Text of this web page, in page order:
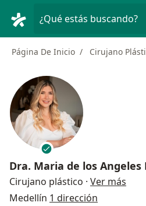
¿Qué estás buscando?
Página De Inicio Cirujano
Dra. Maria de los
Cirujano plástico · Ver más
Medellín 1 dirección